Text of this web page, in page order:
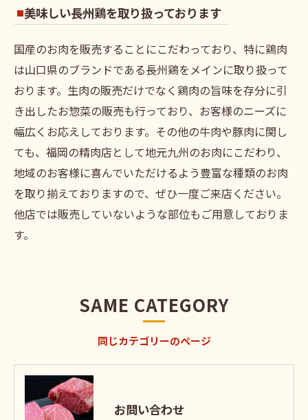
美味しい長州鶏を取り扱っております
国産のお肉を販売することにこだわっており、特に鶏肉
は山口県のブランドである長州鶏をメインに取り扱って
おります。生肉の販売だけでなく鶏肉の旨味を存分に引
き出したお惣菜の販売も行っており、お客様のニーズに
幅広くお応えしております。その他の牛肉や豚肉に関し
ても、福岡の精肉店として地元九州のお肉にこだわり、
地域のお客様に喜んでいただけるよう豊富な種類のお肉
を取り揃えておりますので、ぜひ一度ご来店ください。
他店では販売していないような部位もご用意しておりま
す。
同じカテゴリーのページ
SAME CATEGORY
お問い合わせ